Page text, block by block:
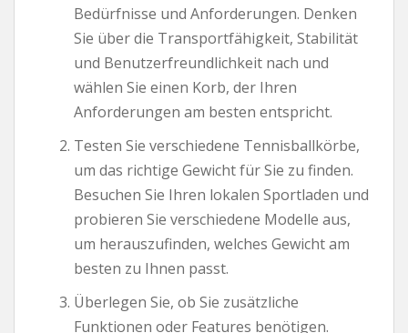
Bedürfnisse und Anforderungen. Denken
Sie über die Transportfähigkeit, Stabilität
und Benutzerfreundlichkeit nach und
wählen Sie einen Korb, der Ihren
Anforderungen am besten entspricht.
Testen Sie verschiedene Tennisballkörbe,
um das richtige Gewicht für Sie zu finden.
Besuchen Sie Ihren lokalen Sportladen und
probieren Sie verschiedene Modelle aus,
um herauszufinden, welches Gewicht am
besten zu Ihnen passt.
Überlegen Sie, ob Sie zusätzliche
Funktionen oder Features benötigen.